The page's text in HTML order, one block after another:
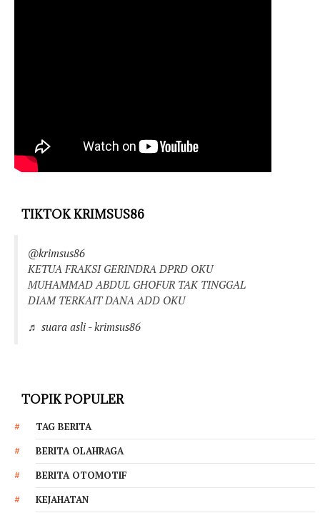
TIKTOK KRIMSUS86
@krimsus86
KETUA FRAKSI GERINDRA DPRD OKU
MUHAMMAD ABDUL GHOFUR TAK TINGGAL
DIAM TERKAIT DANA ADD OKU
♬ suara asli - krimsus86
TOPIK POPULER
TAG BERITA
BERITA OLAHRAGA
BERITA OTOMOTIF
KEJAHATAN